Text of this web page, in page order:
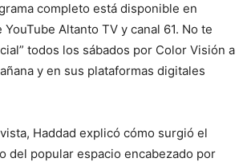
completo está disponible en
Altanto TV y canal 61. No te
todos los sábados por Color Visión a
y en sus plataformas digitales
Haddad explicó cómo surgió el
del popular espacio encabezado por